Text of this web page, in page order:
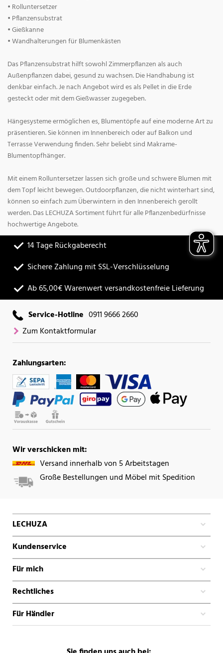
• Rolluntersetzer
• Pflanzensubstrat
• Gießkanne
• Wandhalterungen für Blumenkästen
Das Pflanzensubstrat hilft sowohl Zimmerpflanzen als auch
Außenpflanzen dabei, gesund zu wachsen. Die Handhabung ist
denkbar einfach. Je nach Angebot wird es als Pellet in die Erde
gesteckt oder mit dem Gießwasser zugegeben.
Hängesysteme ermöglichen es, Blumentöpfe auf eine moderne Art zu
präsentieren. Sie können im Innenbereich oder auf Balkon und
Terrasse Verwendung finden. Sehr beliebt sind Makrame-
Blumentopfhänger.
Mit einem Rolluntersetzer lassen sich große und schwere Blumen mit
dem Topf leicht bewegen. Outdoorpflanzen, die nicht winterhart sind,
können so einfach zum Überwintern in den Innenbereich gerollt
werden. Das LECHUZA Sortiment führt für alle Pflanzenbedürfnisse
hochwertige Angebote.
14 Tage Rückgaberecht
Sichere Zahlung mit SSL-Verschlüsselung
Ab 65,00€ Warenwert versandkostenfreie Lieferung
Service-Hotline 0911 9666 2660
Zum Kontaktformular
Zahlungsarten:
Wir verschicken mit:
Versand innerhalb von 5 Arbeitstagen
Große Bestellungen und Möbel mit Spedition
LECHUZA
Kundenservice
Für mich
Rechtliches
Für Händler